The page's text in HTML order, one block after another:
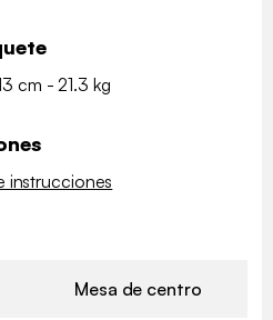
cm - 21.3 kg
instrucciones
Mesa de centro